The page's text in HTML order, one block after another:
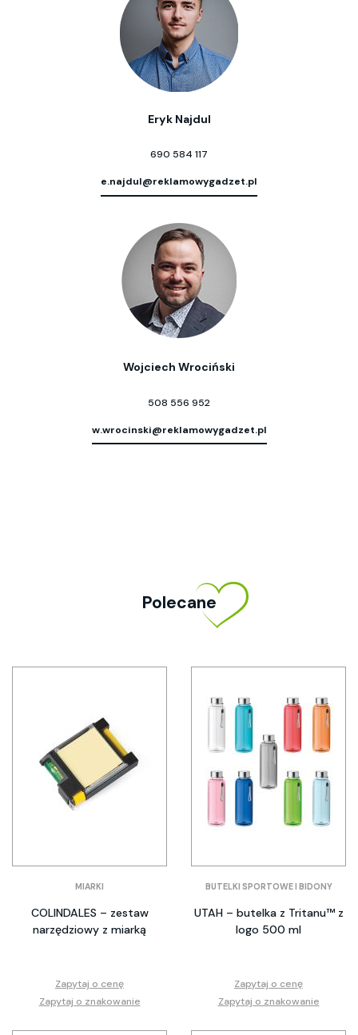
Eryk Najdul
690 584 117
e.najdul@reklamowygadzet.pl
Wojciech Wrociński
508 556 952
w.wrocinski@reklamowygadzet.pl
Polecane
MIARKI
COLINDALES – zestaw
narzędziowy z miarką
Zapytaj o cenę
Zapytaj o znakowanie
BUTELKI SPORTOWE I BIDONY
UTAH – butelka z Tritanu™ z
logo 500 ml
Zapytaj o cenę
Zapytaj o znakowanie